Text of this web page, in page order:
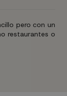
pero con un
restaurantes o